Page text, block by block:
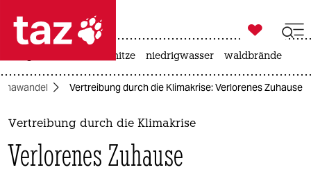
 taz zahl ich
taz zahl ich
themen
politik

taz zahl ich
hitze niedrigwasser waldbrände
Vertreibung durch die Klimakrise: Verlorenes Zuhause
Vertreibung durch die Klimakrise
Verlorenes Zuhause